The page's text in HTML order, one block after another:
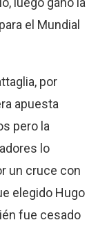
el Mundial
por
apuesta
pero la
lo
un cruce con
elegido Hugo
fue cesado